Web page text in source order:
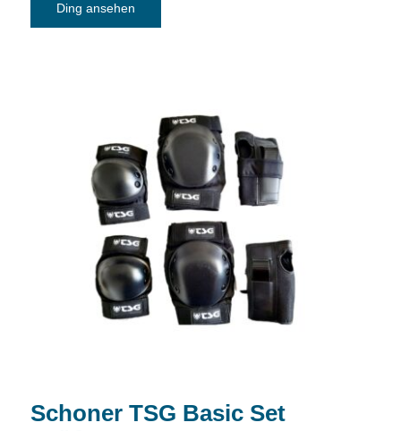
Ding ansehen
Schoner TSG Basic Set Größe: L
Schoner TSG Basic Set